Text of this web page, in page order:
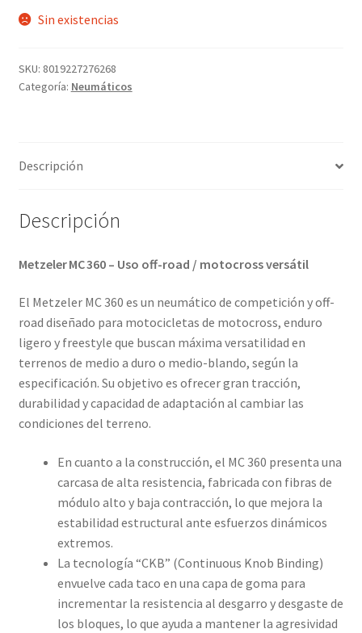
Sin existencias
SKU: 8019227276268
Categoría: Neumáticos
Descripción
Descripción
Metzeler MC 360 – Uso off-road / motocross versátil
El Metzeler MC 360 es un neumático de competición y off-
road diseñado para motocicletas de motocross, enduro
ligero y freestyle que buscan máxima versatilidad en
terrenos de medio a duro o medio-blando, según la
especificación. Su objetivo es ofrecer gran tracción,
durabilidad y capacidad de adaptación al cambiar las
condiciones del terreno.
En cuanto a la construcción, el MC 360 presenta una
carcasa de alta resistencia, fabricada con fibras de
módulo alto y baja contracción, lo que mejora la
estabilidad estructural ante esfuerzos dinámicos
extremos.
La tecnología “CKB” (Continuous Knob Binding)
envuelve cada taco en una capa de goma para
incrementar la resistencia al desgarro y desgaste de
los bloques, lo que ayuda a mantener la agresividad